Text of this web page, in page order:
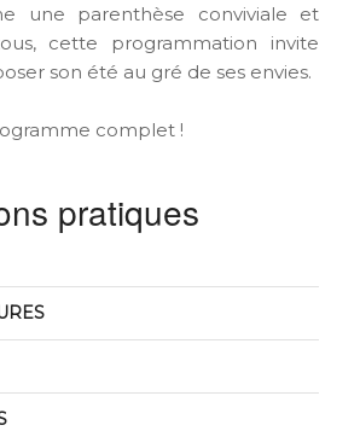
une parenthèse conviviale et
cette programmation invite
son été au gré de ses envies.
complet !
pratiques